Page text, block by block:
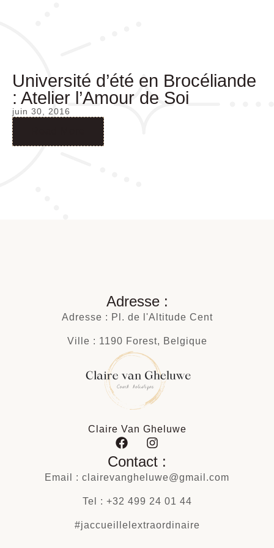
Université d’été en Brocéliande
: Atelier l’Amour de Soi
juin 30, 2016
Adresse :
Adresse : Pl. de l'Altitude Cent
Ville : 1190 Forest, Belgique
Claire Van Gheluwe
Contact :
Email : clairevangheluwe@gmail.com
Tel : +32 499 24 01 44
#jaccueillelextraordinaire